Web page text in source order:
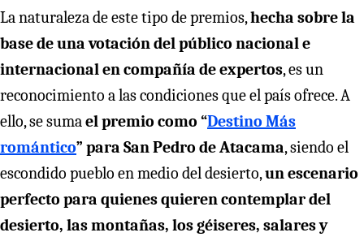
La naturaleza de este tipo de premios,hecha sobre la
base de una votación del público nacional e
internacional en compañía de expertos, es un
reconocimiento a las condiciones que el país ofrece. A
ello, se suma el premio como “Destino Más
romántico” para San Pedro de Atacama, siendo el
escondido pueblo en medio del desierto,un escenario
perfecto para quienes quieren contemplar del
desierto, las montañas, los géiseres, salares y